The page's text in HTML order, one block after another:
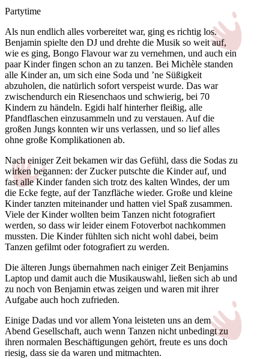
Partytime
Als nun endlich alles vorbereitet war, ging es richtig los.
Benjamin spielte den DJ und drehte die Musik so weit auf,
wie es ging, Bongo Flavour war zu vernehmen, und auch ein
paar Kinder fingen schon an zu tanzen. Bei Michèle standen
alle Kinder an, um sich eine Soda und ’ne Süßigkeit
abzuholen, die natürlich sofort verspeist wurde. Das war
zwischendurch ein Riesenchaos und schwierig, bei 70
Kindern zu händeln. Egidi half hinterher fleißig, alle
Pfandflaschen einzusammeln und zu verstauen. Auf die
großen Jungs konnten wir uns verlassen, und so lief alles
ohne große Komplikationen ab.
Nach einiger Zeit bekamen wir das Gefühl, dass die Sodas zu
wirken begannen: der Zucker putschte die Kinder auf, und
fast alle Kinder fanden sich trotz des kalten Windes, der um
die Ecke fegte, auf der Tanzfläche wieder. Große und kleine
Kinder tanzten miteinander und hatten viel Spaß zusammen.
Viele der Kinder wollten beim Tanzen nicht fotografiert
werden, so dass wir leider einem Fotoverbot nachkommen
mussten. Die Kinder fühlten sich nicht wohl dabei, beim
Tanzen gefilmt oder fotografiert zu werden.
Die älteren Jungs übernahmen nach einiger Zeit Benjamins
Laptop und damit auch die Musikauswahl, ließen sich ab und
zu noch von Benjamin etwas zeigen und waren mit ihrer
Aufgabe auch hoch zufrieden.
Einige Dadas und vor allem Yona leisteten uns an dem
Abend Gesellschaft, auch wenn Tanzen nicht unbedingt zu
ihren normalen Beschäftigungen gehört, freute es uns doch
riesig, dass sie da waren und mitmachten.